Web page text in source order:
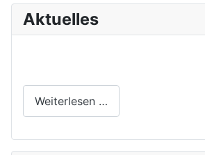
Aktuelles
Weiterlesen …